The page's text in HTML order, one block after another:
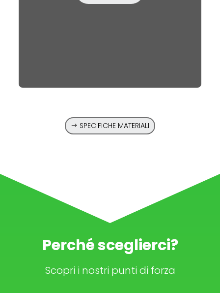
SPECIFICHE MATERIALI
Perché sceglierci?
Scopri i nostri punti di forza